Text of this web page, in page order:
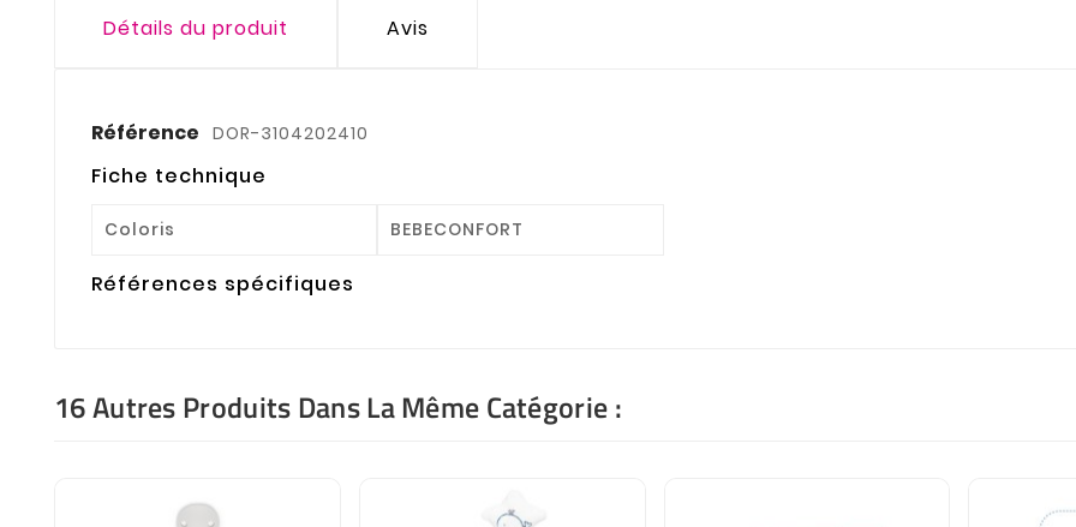
Détails du produit Avis
Référence DOR-3104202410
Fiche technique
Coloris BEBECONFORT
Références spécifiques
16 Autres Produits Dans La Même Catégorie :